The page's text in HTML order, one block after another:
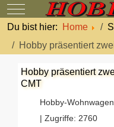
Mobile Menu Toggle
Du bist hier:
Home
Hobby präsentiert
Hobby präsentiert
CMT
Hobby-
| Zugriffe: 2760